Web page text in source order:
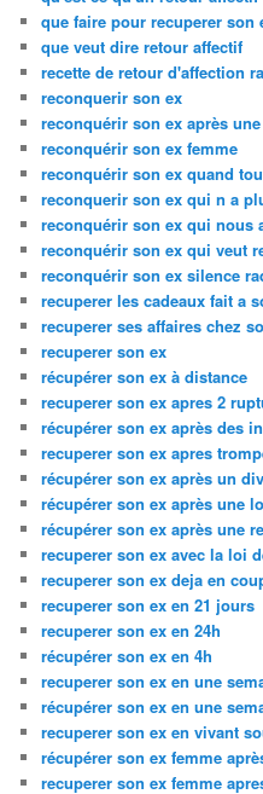
que faire pour recuperer son
que veut dire retour affectif
recette de retour d'affection
reconquerir son ex
reconquérir son ex après
reconquérir son ex femme
reconquérir son ex quand
reconquerir son ex qui n a
reconquérir son ex qui nous
reconquérir son ex qui veut
reconquérir son ex silence
recuperer les cadeaux fait a
recuperer ses affaires chez
recuperer son ex
récupérer son ex à distance
recuperer son ex apres 2
récupérer son ex après des
recuperer son ex apres
récupérer son ex après un
récupérer son ex après une
récupérer son ex après une
recuperer son ex avec la loi
recuperer son ex deja en
recuperer son ex en 21 jours
recuperer son ex en 24h
récupérer son ex en 4h
recuperer son ex en une
récupérer son ex en une
recuperer son ex en vivant
récupérer son ex femme
recuperer son ex femme